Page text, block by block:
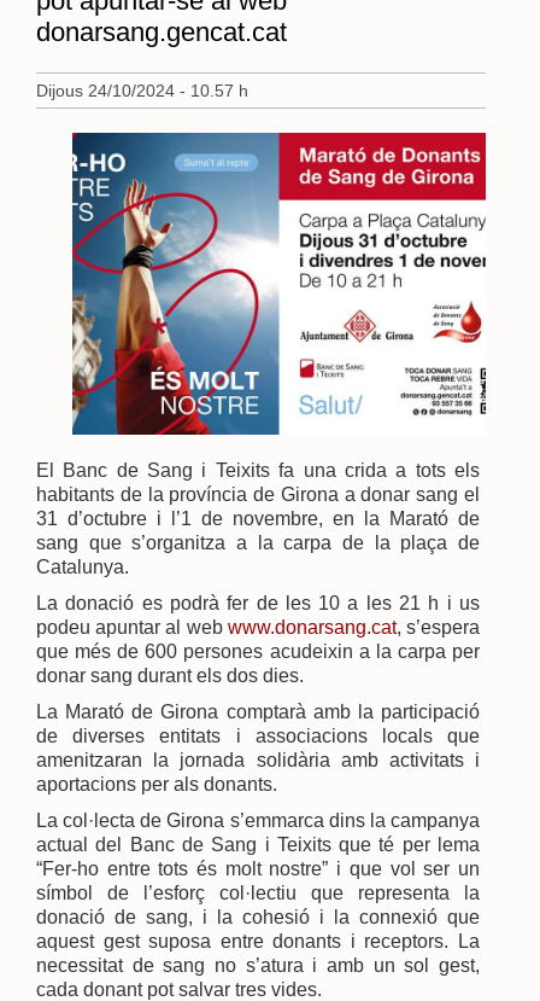
donarsang.gencat.cat
Dijous 24/10/2024 - 10.57 h
El Banc de Sang i Teixits fa una crida a tots els
habitants de la província de Girona a donar sang el
31 d’octubre i l’1 de novembre, en la Marató de
sang que s’organitza a la carpa de la plaça de
Catalunya.
La donació es podrà fer de les 10 a les 21 h i us
podeu apuntar al web www.donarsang.cat, s’espera
que més de 600 persones acudeixin a la carpa per
donar sang durant els dos dies.
La Marató de Girona comptarà amb la participació
de diverses entitats i associacions locals que
amenitzaran la jornada solidària amb activitats i
aportacions per als donants.
La col·lecta de Girona s’emmarca dins la campanya
actual del Banc de Sang i Teixits que té per lema
“Fer-ho entre tots és molt nostre” i que vol ser un
símbol de l’esforç col·lectiu que representa la
donació de sang, i la cohesió i la connexió que
aquest gest suposa entre donants i receptors. La
necessitat de sang no s’atura i amb un sol gest,
cada donant pot salvar tres vides.